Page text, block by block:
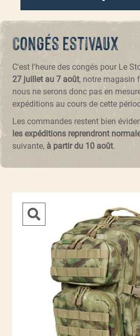
Congés estivaux
C'est l'heure des congés pour Le
27 juillet au 7 août, notre magasin
nous ne serons donc pas en
expéditions au cours de cette
Les commandes restent bien
les expéditions reprendront
suivante, à partir du 10 août.